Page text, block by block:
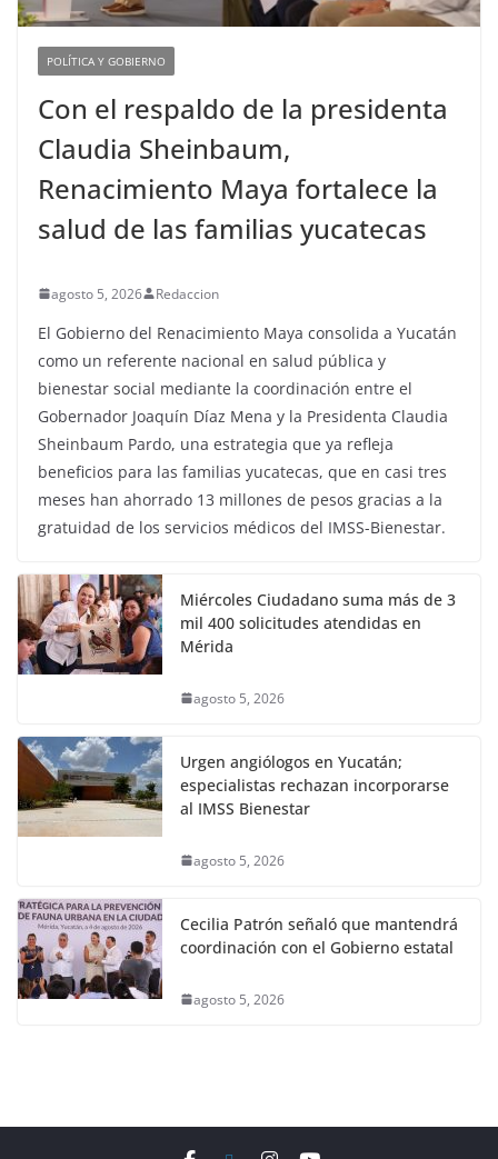
POLÍTICA Y GOBIERNO
Con el respaldo de la presidenta
Claudia Sheinbaum,
Renacimiento Maya fortalece la
salud de las familias yucatecas
agosto 5, 2026 Redaccion
El Gobierno del Renacimiento Maya consolida a Yucatán
como un referente nacional en salud pública y
bienestar social mediante la coordinación entre el
Gobernador Joaquín Díaz Mena y la Presidenta Claudia
Sheinbaum Pardo, una estrategia que ya refleja
beneficios para las familias yucatecas, que en casi tres
meses han ahorrado 13 millones de pesos gracias a la
gratuidad de los servicios médicos del IMSS-Bienestar.
Miércoles Ciudadano suma más de 3
mil 400 solicitudes atendidas en
Mérida
agosto 5, 2026
Urgen angiólogos en Yucatán;
especialistas rechazan incorporarse
al IMSS Bienestar
agosto 5, 2026
Cecilia Patrón señaló que mantendrá
coordinación con el Gobierno estatal
agosto 5, 2026